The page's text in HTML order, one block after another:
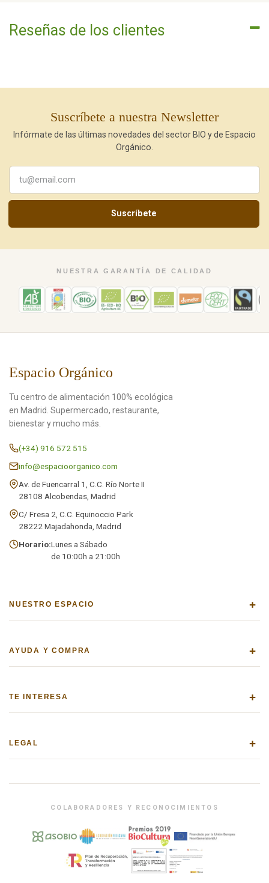
Reseñas de los clientes
Suscríbete a nuestra Newsletter
Infórmate de las últimas novedades del sector BIO y de Espacio
Orgánico.
Suscríbete
NUESTRA GARANTÍA DE CALIDAD
Espacio Orgánico
Tu centro de alimentación 100% ecológica
en Madrid. Supermercado, restaurante,
bienestar y mucho más.
(+34) 916 572 515
info@espacioorganico.com
Av. de Fuencarral 1, C.C. Río Norte II
28108 Alcobendas, Madrid
C/ Fresa 2, C.C. Equinoccio Park
28222 Majadahonda, Madrid
Horario:Lunes a Sábado
de 10:00h a 21:00h
NUESTRO ESPACIO +
AYUDA Y COMPRA +
TE INTERESA +
LEGAL +
COLABORADORES Y RECONOCIMIENTOS